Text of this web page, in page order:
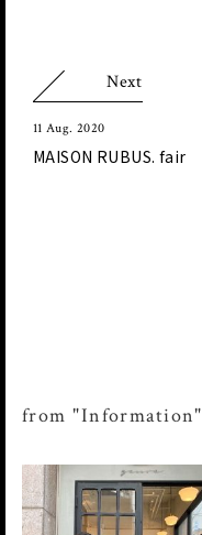
Next
11 Aug. 2020
MAISON RUBUS. fair
from "Information"